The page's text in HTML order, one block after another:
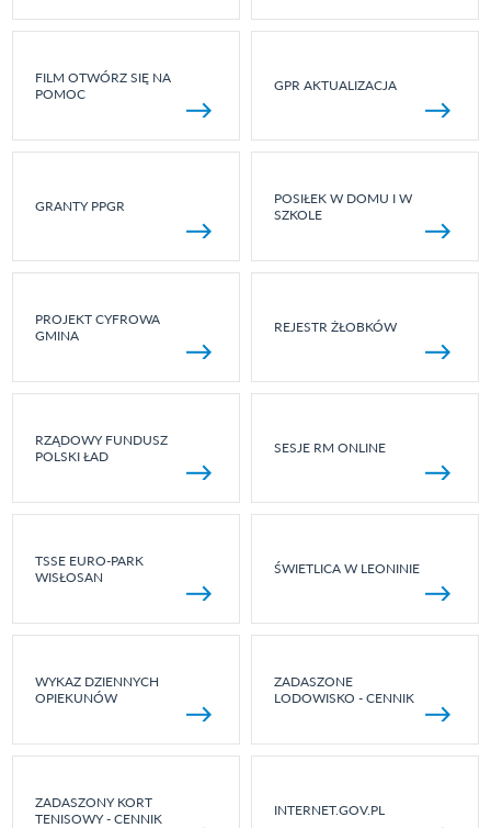
FILM OTWÓRZ SIĘ NA
POMOC
GPR AKTUALIZACJA
GRANTY PPGR
POSIŁEK W DOMU I W
SZKOLE
PROJEKT CYFROWA
GMINA
REJESTR ŻŁOBKÓW
RZĄDOWY FUNDUSZ
POLSKI ŁAD
SESJE RM ONLINE
TSSE EURO-PARK
WISŁOSAN
ŚWIETLICA W LEONINIE
WYKAZ DZIENNYCH
OPIEKUNÓW
ZADASZONE
LODOWISKO - CENNIK
ZADASZONY KORT
TENISOWY - CENNIK
INTERNET.GOV.PL